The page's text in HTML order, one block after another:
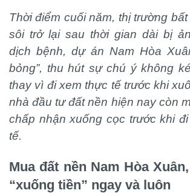
Thời điểm cuối năm, thị trường
sôi trở lại sau thời gian dài bị
dịch bệnh, dự án Nam Hòa
bỏng”, thu hút sự chú ý không
thay vì đi xem thực tế trước khi
nhà đầu tư đất nền hiện nay còn
chấp nhận xuống cọc trước khi
tế.
Mua đất nền Nam Hòa
“xuống tiền” ngay và luôn